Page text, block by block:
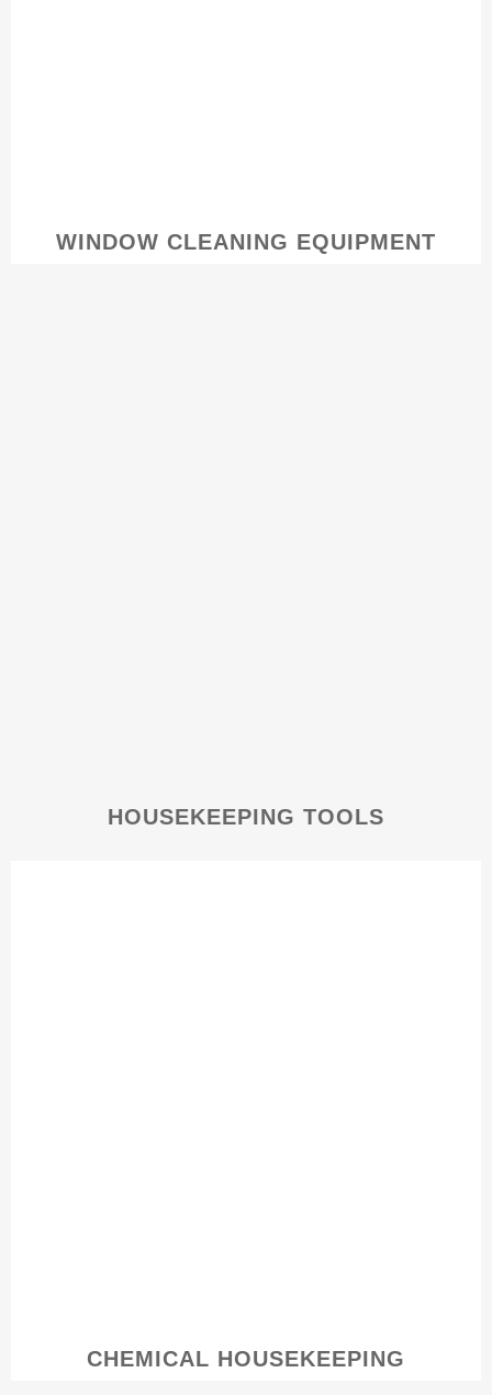
WINDOW CLEANING EQUIPMENT
HOUSEKEEPING TOOLS
CHEMICAL HOUSEKEEPING